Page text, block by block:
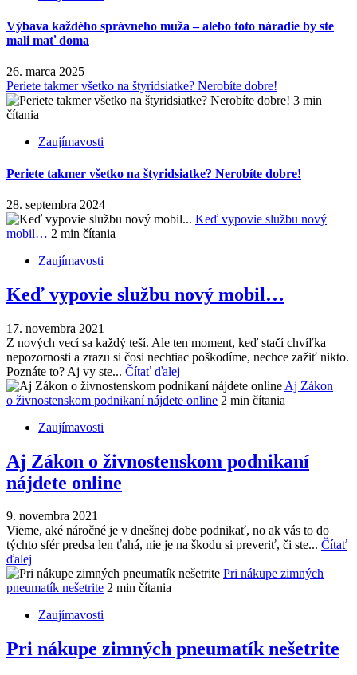
Výbava každého správneho muža – alebo toto náradie by ste
mali mať doma
26. marca 2025
Periete takmer všetko na štyridsiatke? Nerobíte dobre!
3 min
čítania
Zaujímavosti
Periete takmer všetko na štyridsiatke? Nerobíte dobre!
28. septembra 2024
Keď vypovie službu nový
mobil… 2 min čítania
Zaujímavosti
Keď vypovie službu nový mobil…
17. novembra 2021
Z nových vecí sa každý teší. Ale ten moment, keď stačí chvíľka
nepozornosti a zrazu si čosi nechtiac poškodíme, nechce zažiť nikto.
Poznáte to? Aj vy ste... Čítať ďalej
Aj Zákon
o živnostenskom podnikaní nájdete online 2 min čítania
Zaujímavosti
Aj Zákon o živnostenskom podnikaní
nájdete online
9. novembra 2021
Vieme, aké náročné je v dnešnej dobe podnikať, no ak vás to do
týchto sfér predsa len ťahá, nie je na škodu si preveriť, či ste... Čítať
ďalej
Pri nákupe zimných
pneumatík nešetrite 2 min čítania
Zaujímavosti
Pri nákupe zimných pneumatík nešetrite